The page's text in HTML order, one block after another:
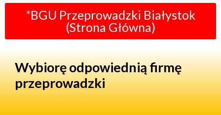
*BGU Przeprowadzki Białystok
(Strona Główna)
Wybiorę odpowiednią firmę
przeprowadzki